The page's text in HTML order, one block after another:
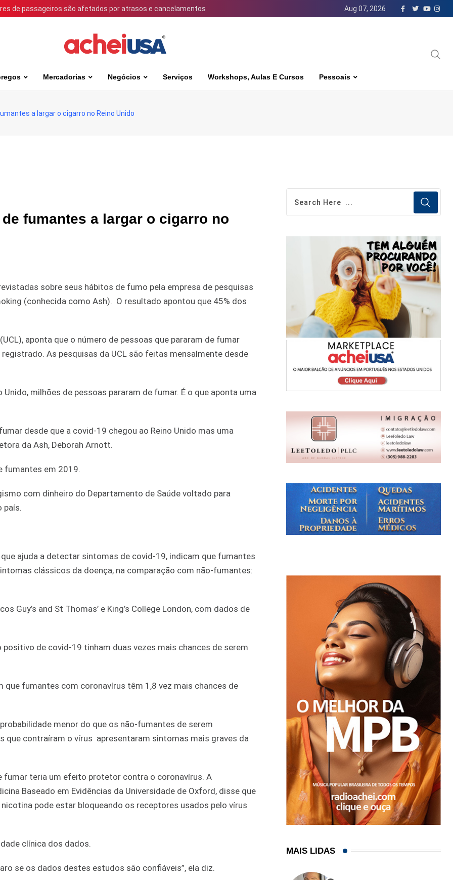
de passageiros são afetados por atrasos e cancelamentos Aug 07, 2026
Mercadorias Negócios Serviços Workshops, Aulas E Cursos Pessoais
a largar o cigarro no Reino Unido
fumantes a largar o cigarro no
sobre seus hábitos de fumo pela empresa de pesquisas
(conhecida como Ash). O resultado apontou que 45% dos
aponta que o número de pessoas que pararam de fumar
As pesquisas da UCL são feitas mensalmente desde
milhões de pessoas pararam de fumar. É o que aponta uma
desde que a covid-19 chegou ao Reino Unido mas uma
da Ash, Deborah Arnott.
fumantes em 2019.
com dinheiro do Departamento de Saúde voltado para
país.
ajuda a detectar sintomas de covid-19, indicam que fumantes
clássicos da doença, na comparação com não-fumantes:
Guy’s and St Thomas’ e King’s College London, com dados de
de covid-19 tinham duas vezes mais chances de serem
fumantes com coronavírus têm 1,8 vez mais chances de
menor do que os não-fumantes de serem
contraíram o vírus apresentaram sintomas mais graves da
fumar teria um efeito protetor contra o coronavírus. A
Baseado em Evidências da Universidade de Oxford, disse que
pode estar bloqueando os receptores usados pelo vírus
clínica dos dados.
se os dados destes estudos são confiáveis”, ela diz.
MAIS LIDAS